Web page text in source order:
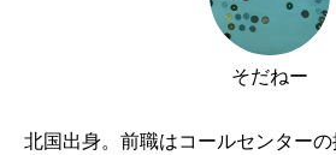
そだねー
北国出身。前職はコールセンター